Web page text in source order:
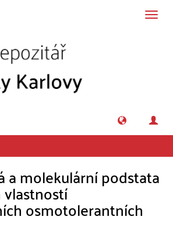
a molekulární podstata
osmotolerantních